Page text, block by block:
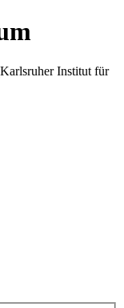
Institut für